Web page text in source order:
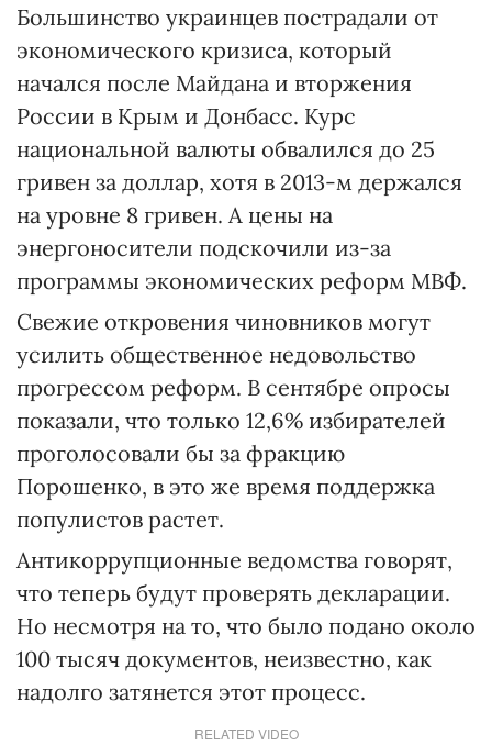
Большинство украинцев пострадали от
экономического кризиса, который
начался после Майдана и вторжения
России в Крым и Донбасс. Курс
национальной валюты обвалился до 25
гривен за доллар, хотя в 2013-м держался
на уровне 8 гривен. А цены на
энергоносители подскочили из-за
программы экономических реформ МВФ.
Свежие откровения чиновников могут
усилить общественное недовольство
прогрессом реформ. В сентябре опросы
показали, что только 12,6% избирателей
проголосовали бы за фракцию
Порошенко, в это же время поддержка
популистов растет.
Антикоррупционные ведомства говорят,
что теперь будут проверять декларации.
Но несмотря на то, что было подано около
100 тысяч документов, неизвестно, как
надолго затянется этот процесс.
RELATED VIDEO